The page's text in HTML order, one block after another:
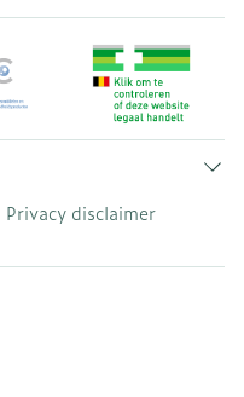
Privacy disclaimer